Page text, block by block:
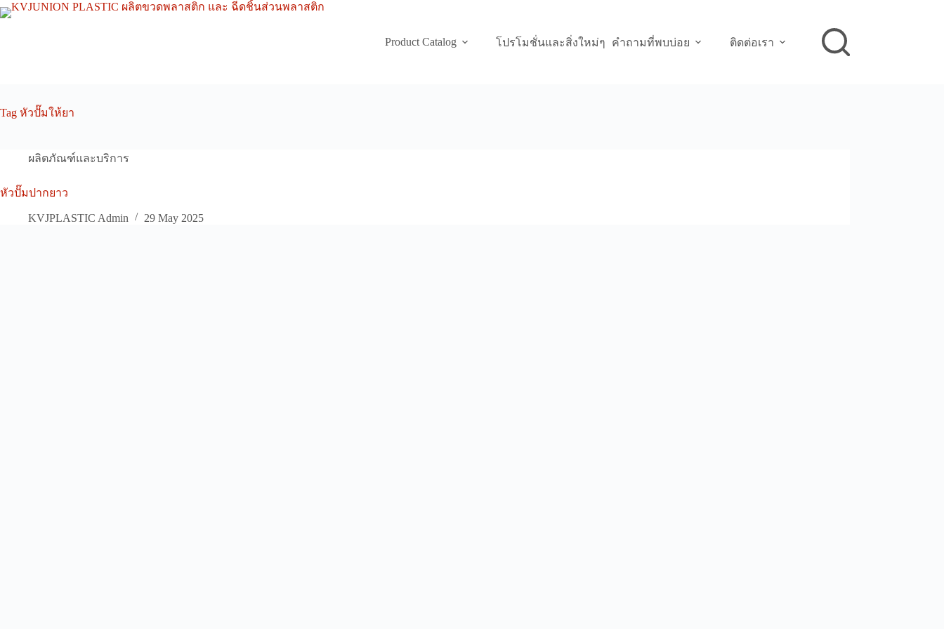
Skip
to
Product Catalog
โปรโมชั่นและสิ่งใหม่ๆ คำถามที่พบบ่อย ติดต่อเรา
Tag หัวปั๊มให้ยา
ผลิตภัณฑ์และบริการ
หัวปั๊มปากยาว
KVJPLASTIC Admin 29 May 2025